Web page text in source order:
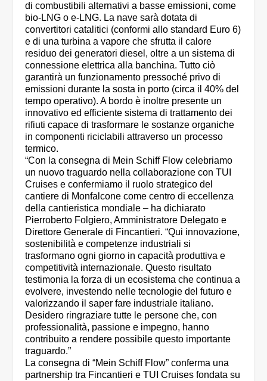
di combustibili alternativi a basse emissioni, come
bio-LNG o e-LNG. La nave sarà dotata di
convertitori catalitici (conformi allo standard Euro 6)
e di una turbina a vapore che sfrutta il calore
residuo dei generatori diesel, oltre a un sistema di
connessione elettrica alla banchina. Tutto ciò
garantirà un funzionamento pressoché privo di
emissioni durante la sosta in porto (circa il 40% del
tempo operativo). A bordo è inoltre presente un
innovativo ed efficiente sistema di trattamento dei
rifiuti capace di trasformare le sostanze organiche
in componenti riciclabili attraverso un processo
termico.
“Con la consegna di Mein Schiff Flow celebriamo
un nuovo traguardo nella collaborazione con TUI
Cruises e confermiamo il ruolo strategico del
cantiere di Monfalcone come centro di eccellenza
della cantieristica mondiale – ha dichiarato
Pierroberto Folgiero, Amministratore Delegato e
Direttore Generale di Fincantieri. “Qui innovazione,
sostenibilità e competenze industriali si
trasformano ogni giorno in capacità produttiva e
competitività internazionale. Questo risultato
testimonia la forza di un ecosistema che continua a
evolvere, investendo nelle tecnologie del futuro e
valorizzando il saper fare industriale italiano.
Desidero ringraziare tutte le persone che, con
professionalità, passione e impegno, hanno
contribuito a rendere possibile questo importante
traguardo.”
La consegna di “Mein Schiff Flow” conferma una
partnership tra Fincantieri e TUI Cruises fondata su